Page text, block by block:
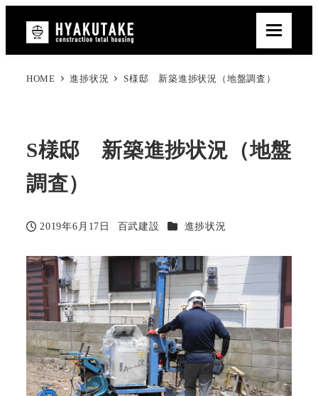
HOME 進捗状況 S様邸 新築進捗状況（地盤調査）
S様邸 新築進捗状況（地盤
調査）
投稿日
2019年6月17日
著
百武建設 カテゴリー
進捗状況